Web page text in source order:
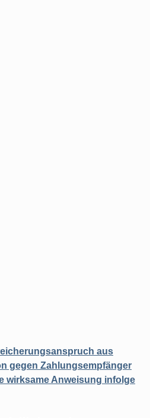
aus
gegen Zahlungsempfänger
wirksame Anweisung infolge